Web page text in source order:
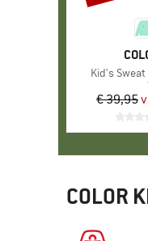
Artikel
Kid's
€ 39,95
COLOR